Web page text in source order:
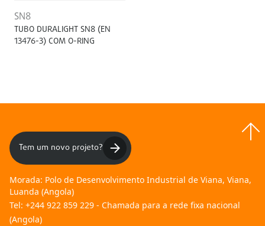
SN8
TUBO DURALIGHT SN8 (EN
13476-3) COM O-RING
Tem um novo projeto?
Morada: Polo de Desenvolvimento Industrial de Viana, Viana,
Luanda (Angola)
Tel: +244 922 859 229 - Chamada para a rede fixa nacional
(Angola)